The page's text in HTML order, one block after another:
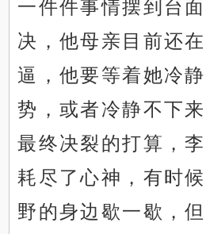
一件件事情摆到台
决，他母亲目前还
逼，他要等着她冷
势，或者冷静不下
最终决裂的打算，
耗尽了心神，有时
野的身边歇一歇，